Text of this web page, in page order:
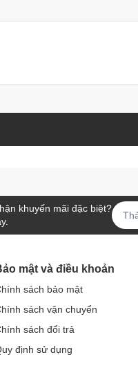
khuyến mãi đặc biệt?
mật và điều khoản
sách bảo mật
sách vận chuyển
sách đổi trả
định sử dụng